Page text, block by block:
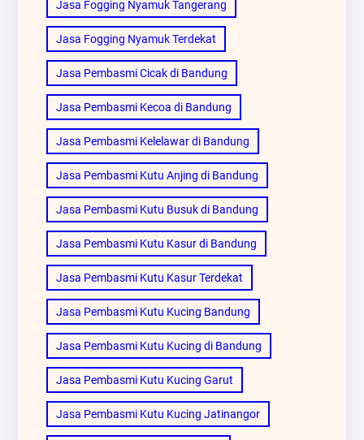
Jasa Fogging Nyamuk Tangerang
Jasa Fogging Nyamuk Terdekat
Jasa Pembasmi Cicak di Bandung
Jasa Pembasmi Kecoa di Bandung
Jasa Pembasmi Kelelawar di Bandung
Jasa Pembasmi Kutu Anjing di Bandung
Jasa Pembasmi Kutu Busuk di Bandung
Jasa Pembasmi Kutu Kasur di Bandung
Jasa Pembasmi Kutu Kasur Terdekat
Jasa Pembasmi Kutu Kucing Bandung
Jasa Pembasmi Kutu Kucing di Bandung
Jasa Pembasmi Kutu Kucing Garut
Jasa Pembasmi Kutu Kucing Jatinangor